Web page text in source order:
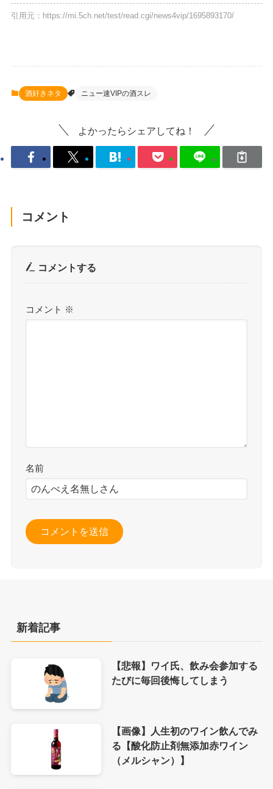
引用元：https://mi.5ch.net/test/read.cgi/news4vip/1695893170/
酒好きネタ ニュー速VIPの酒スレ
よかったらシェアしてね！
コメント
コメントする
コメント ※
名前
新着記事
【悲報】ワイ氏、飲み会参加する
たびに毎回後悔してしまう
【画像】人生初のワイン飲んでみ
る【酸化防止剤無添加赤ワイン
（メルシャン）】